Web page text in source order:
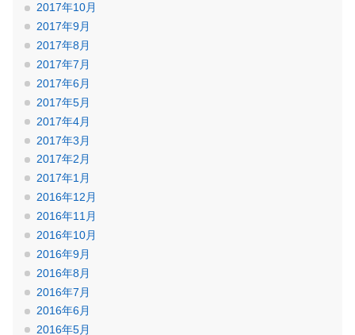
2017年10月
2017年9月
2017年8月
2017年7月
2017年6月
2017年5月
2017年4月
2017年3月
2017年2月
2017年1月
2016年12月
2016年11月
2016年10月
2016年9月
2016年8月
2016年7月
2016年6月
2016年5月